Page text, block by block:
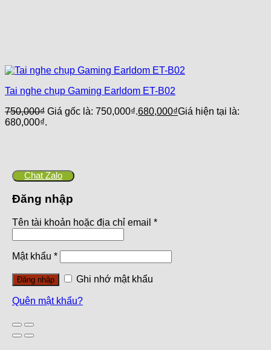
Tai nghe chụp Gaming Earldom ET-B02
750,000₫ Giá gốc là: 750,000₫.680,000₫Giá hiện tại là:
680,000₫.
Chat Zalo
Đăng nhập
Tên tài khoản hoặc địa chỉ email *
Mật khẩu *
Đăng nhập Ghi nhớ mật khẩu
Quên mật khẩu?